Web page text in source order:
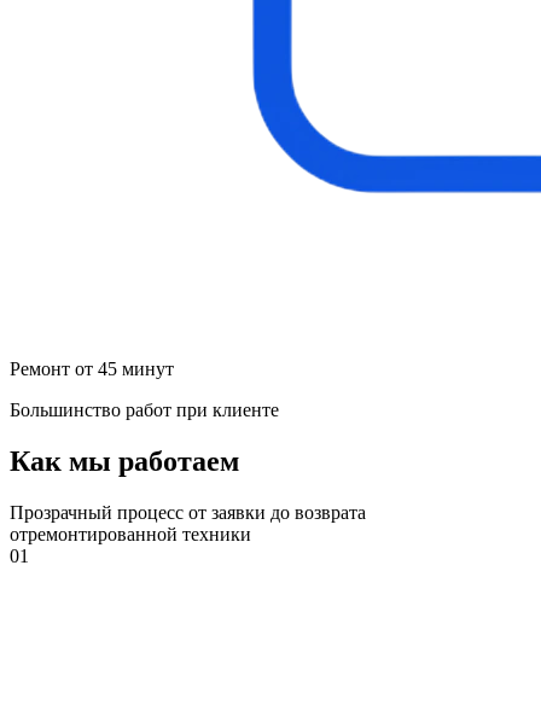
Ремонт от 45 минут
Большинство работ при клиенте
Как мы работаем
Прозрачный процесс от заявки до возврата
отремонтированной техники
01